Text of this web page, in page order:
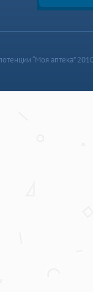
“Моя аптека”